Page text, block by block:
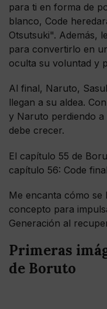
para ti en forma de
blanco, Code
Otsutsuki". Además,
para convertirlo en
oculta su voluntad y
Al final, Naruto,
llegan a su aldea.
y Naruto perdiendo
debe crecer.
El capítulo 55 de
capítulo 56: Code
Me encanta cómo
concepto para
Generación al
Primeras
de Boruto